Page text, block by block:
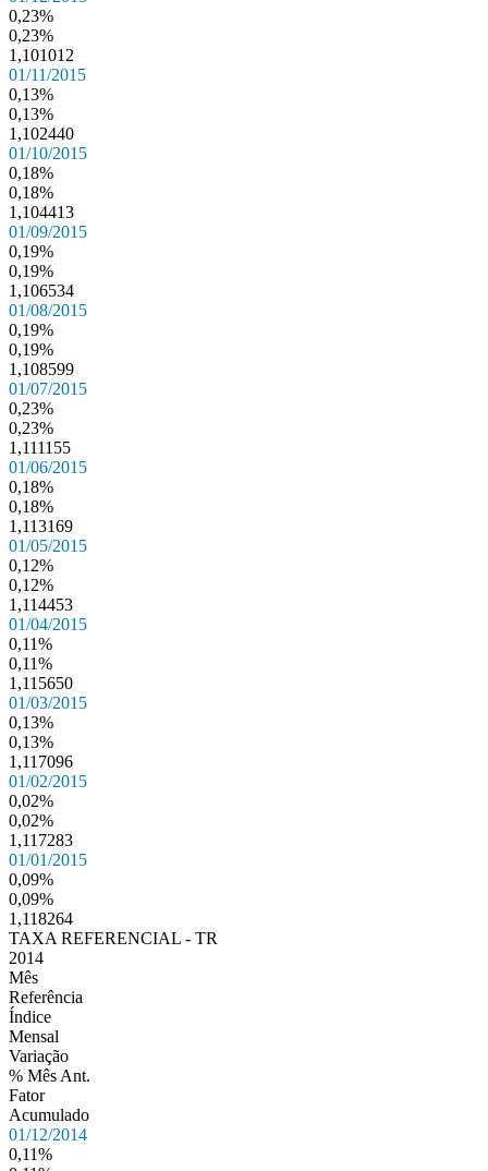
0,23%
0,23%
1,101012
01/11/2015
0,13%
0,13%
1,102440
01/10/2015
0,18%
0,18%
1,104413
01/09/2015
0,19%
0,19%
1,106534
01/08/2015
0,19%
0,19%
1,108599
01/07/2015
0,23%
0,23%
1,111155
01/06/2015
0,18%
0,18%
1,113169
01/05/2015
0,12%
0,12%
1,114453
01/04/2015
0,11%
0,11%
1,115650
01/03/2015
0,13%
0,13%
1,117096
01/02/2015
0,02%
0,02%
1,117283
01/01/2015
0,09%
0,09%
1,118264
TAXA REFERENCIAL - TR
2014
Mês
Referência
Índice
Mensal
Variação
% Mês Ant.
Fator
Acumulado
01/12/2014
0,11%